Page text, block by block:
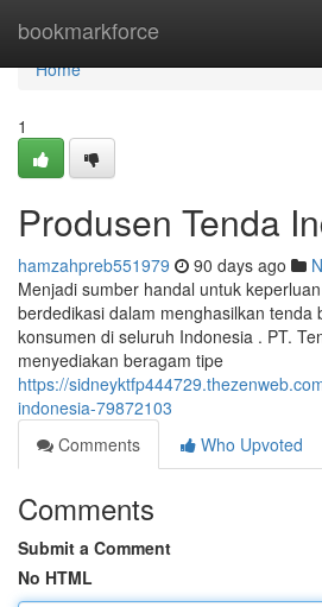
bookmarkforce
Home
Home
1
Produsen Tenda
hamzahpreb551979 90 days ago
Menjadi sumber handal untuk
berdedikasi dalam menghasilkan tenda
konsumen di seluruh Indonesia . PT.
menyediakan beragam tipe
https://
indonesia-79872103
Comments
Who Upvoted
Comments
Submit a Comment
No HTML